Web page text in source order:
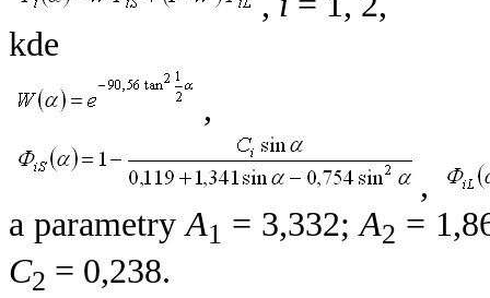
kde
,
,
a parametryA1 = 3,332;A2 =
C2 = 0,238.